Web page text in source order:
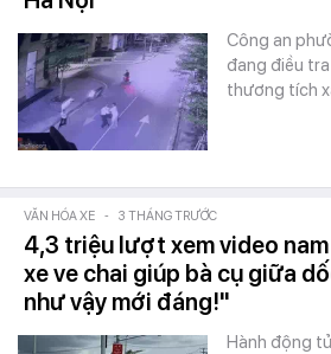
Công an
đang điều
thương tích
VĂN HÓA XE - 3 THÁNG TRƯỚC
4,3 triệu lượt xem video
xe ve chai giúp bà cụ giữa
như vậy mới đáng!"
Hành động